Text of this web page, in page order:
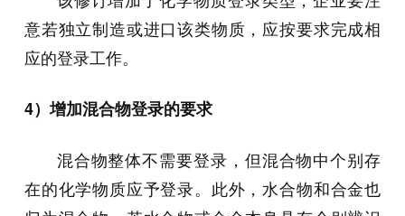
意若独立制造或进口该类物质，应按要求完成相
应的登录工作。
4）增加混合物登录的要求
混合物整体不需要登录，但混合物中个别存
在的化学物质应予登录。此外，水合物和合金也